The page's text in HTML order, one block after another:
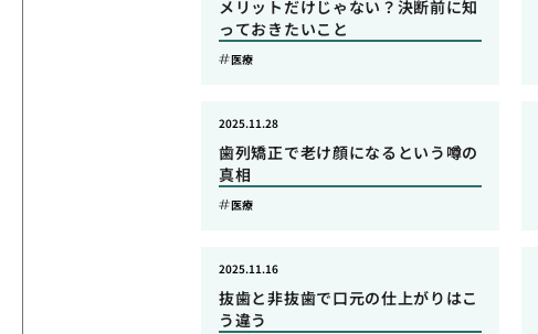
メリットだけじゃない？決断前に知
っておきたいこと
医療
歯列矯正で老け顔になるという噂の
真相
2025.11.28
医療
抜歯と非抜歯で口元の仕上がりはこ
う違う
2025.11.16